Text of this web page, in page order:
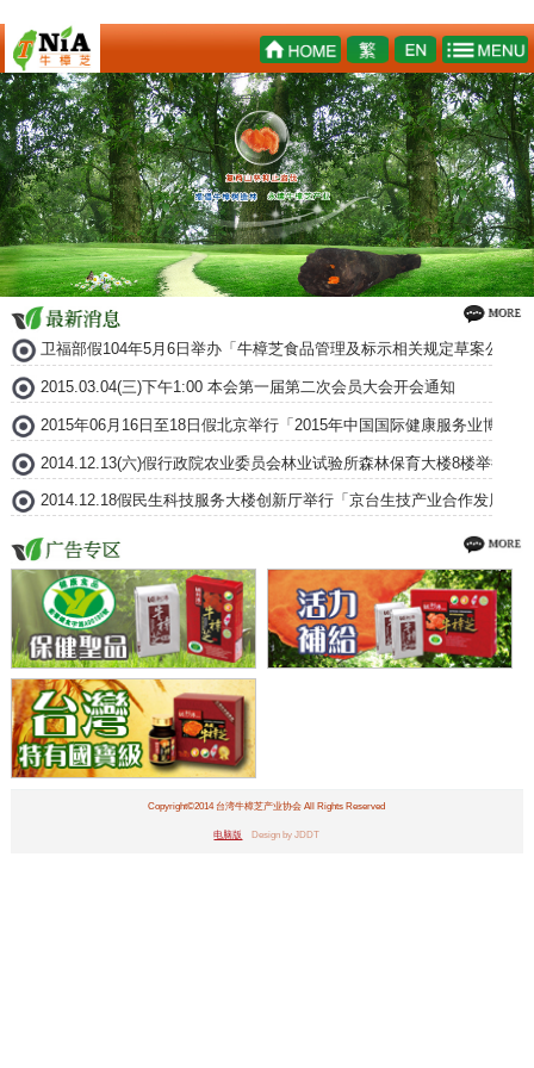
卫福部假104年5月6日举办「牛樟芝食品管理及标示相关规定草案公听
2015.03.04(三)下午1:00 本会第一届第二次会员大会开会通知
2015年06月16日至18日假北京举行「2015年中国国际健康服务业博览
2014.12.13(六)假行政院农业委员会林业试验所森林保育大楼8楼举行「
2014.12.18假民生科技服务大楼创新厅举行「京台生技产业合作发展论
Copyright©2014 台湾牛樟芝产业协会 All Rights Reserved
电脑版 Design by JDDT